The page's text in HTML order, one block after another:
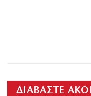
ΔΙΑΒΑΣΤΕ